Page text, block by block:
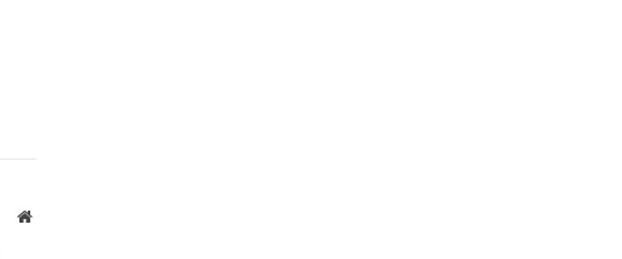
Website